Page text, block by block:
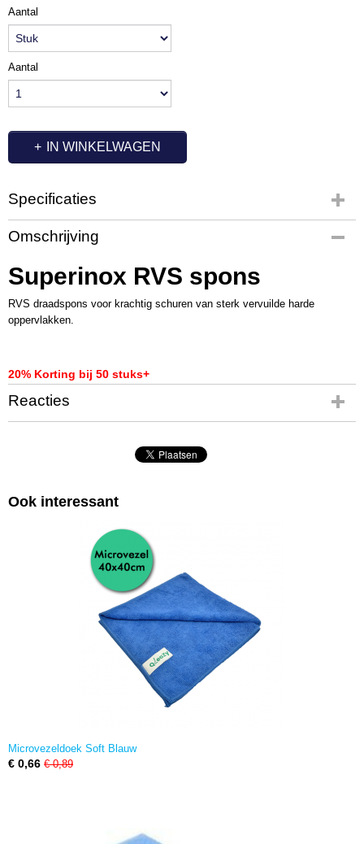
Aantal
Aantal
IN WINKELWAGEN
Specificaties
Productcode
FM4771
Omschrijving
Superinox RVS spons
RVS draadspons voor krachtig schuren van sterk vervuilde harde
oppervlakken.
20% Korting bij 50 stuks+
Reacties
Ook interessant
Microvezeldoek Soft Blauw
€ 0,66 € 0,89